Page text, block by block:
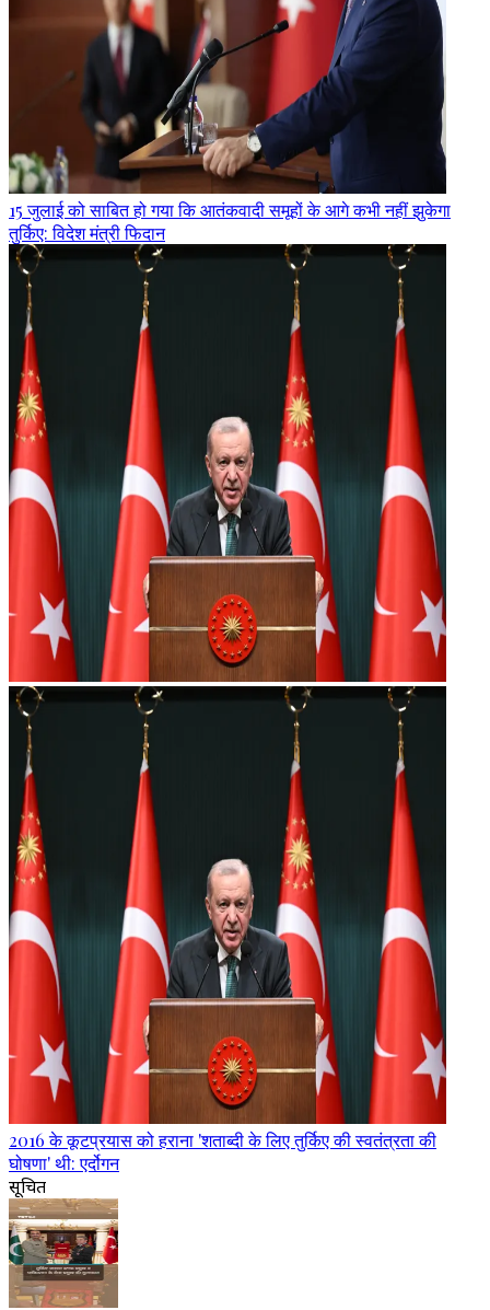
15 जुलाई को साबित हो गया कि आतंकवादी समूहों के आगे कभी नहीं झुकेगा
तुर्किए: विदेश मंत्री फिदान
2016 के कूटप्रयास को हराना 'शताब्दी के लिए तुर्किए की स्वतंत्रता की
घोषणा' थी: एर्दोगन
सूचित